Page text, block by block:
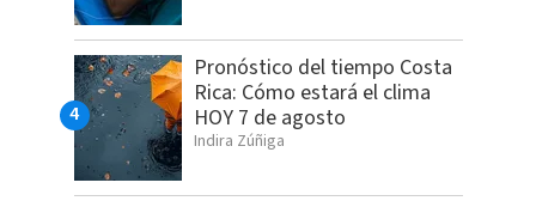
Pronóstico del tiempo Costa
Rica: Cómo estará el clima
HOY 7 de agosto
Indira Zúñiga